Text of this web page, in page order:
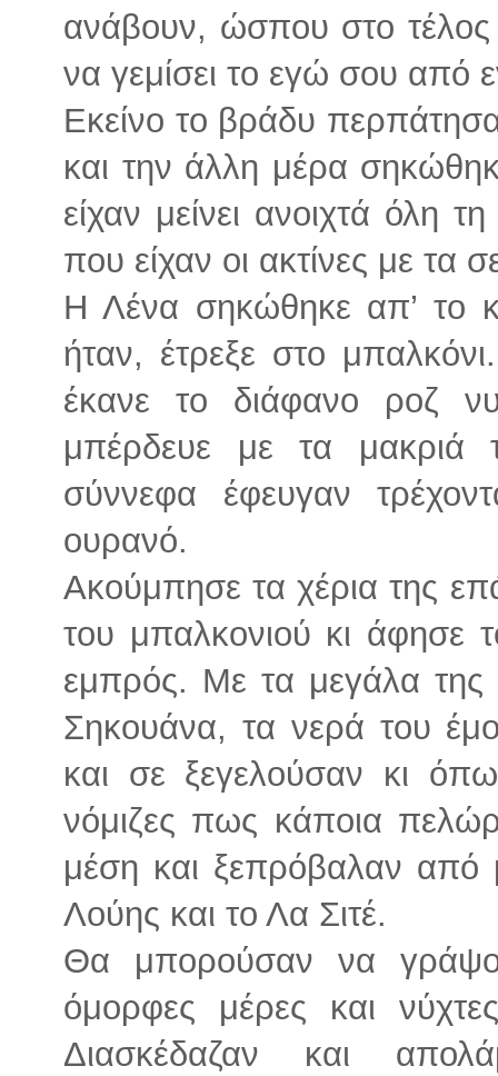
ανάβουν, ώσπου στο
να γεμίσει το εγώ σου από
Εκείνο το βράδυ
και την άλλη μέρα
είχαν μείνει ανοιχτά όλη
που είχαν οι ακτίνες με τα
Η Λένα σηκώθηκε απ’ το
ήταν, έτρεξε στο
έκανε το διάφανο ροζ
μπέρδευε με τα μακριά
σύννεφα έφευγαν
ουρανό.
Ακούμπησε τα χέρια της
του μπαλκονιού κι άφησε
εμπρός. Με τα μεγάλα της
Σηκουάνα, τα νερά του
και σε ξεγελούσαν κι
νόμιζες πως κάποια
μέση και ξεπρόβαλαν
Λούης και το Λα Σιτέ.
Θα μπορούσαν να
όμορφες μέρες και
Διασκέδαζαν και